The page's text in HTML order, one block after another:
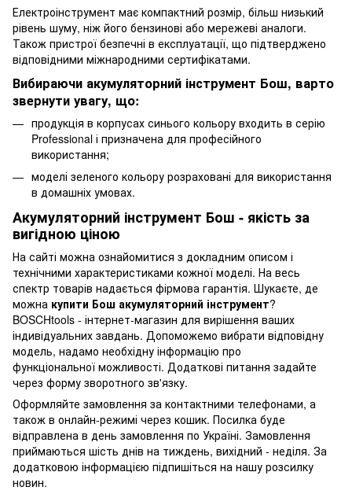
Електроінструмент має компактний розмір, більш низький
рівень шуму, ніж його бензинові або мережеві аналоги.
Також пристрої безпечні в експлуатації, що підтверджено
відповідними міжнародними сертифікатами.
Вибираючи акумуляторний інструмент Бош, варто
звернути увагу, що:
продукція в корпусах синього кольору входить в серію
Professional і призначена для професійного
використання;
моделі зеленого кольору розраховані для використання
в домашніх умовах.
Акумуляторний інструмент Бош - якість за
вигідною ціною
На сайті можна ознайомитися з докладним описом і
технічними характеристиками кожної моделі. На весь
спектр товарів надається фірмова гарантія. Шукаєте, де
можна купити Бош акумуляторний інструмент?
BOSCHtools - інтернет-магазин для вирішення ваших
індивідуальних завдань. Допоможемо вибрати відповідну
модель, надамо необхідну інформацію про
функціональної можливості. Додаткові питання задайте
через форму зворотного зв'язку.
Оформляйте замовлення за контактними телефонами, а
також в онлайн-режимі через кошик. Посилка буде
відправлена ​​в день замовлення по Україні. Замовлення
приймаються шість днів на тиждень, вихідний - неділя. За
додатковою інформацією підпишіться на нашу розсилку
новин.